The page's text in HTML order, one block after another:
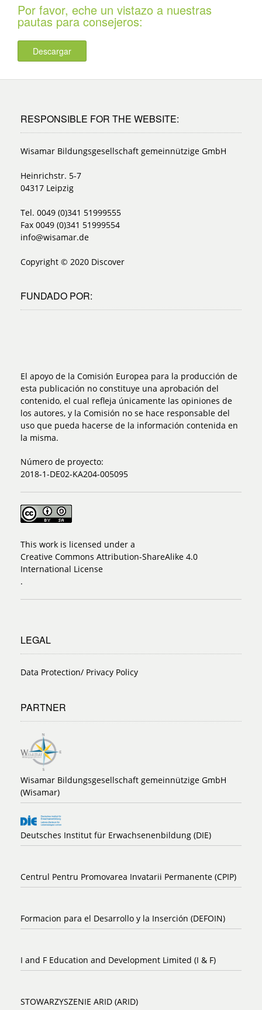
Por favor, eche un vistazo a nuestras
pautas para consejeros:
Descargar
RESPONSIBLE FOR THE WEBSITE:
Wisamar Bildungsgesellschaft gemeinnützige GmbH
Heinrichstr. 5-7
04317 Leipzig
Tel. 0049 (0)341 51999555
Fax 0049 (0)341 51999554
info@wisamar.de
Copyright © 2020 Discover
FUNDADO POR:
El apoyo de la Comisión Europea para la producción de
esta publicación no constituye una aprobación del
contenido, el cual refleja únicamente las opiniones de
los autores, y la Comisión no se hace responsable del
uso que pueda hacerse de la información contenida en
la misma.
Número de proyecto:
2018-1-DE02-KA204-005095
This work is licensed under a
Creative Commons Attribution-ShareAlike 4.0
International License
.
LEGAL
Data Protection/ Privacy Policy
PARTNER
Wisamar Bildungsgesellschaft gemeinnützige GmbH
(Wisamar)
Deutsches Institut für Erwachsenenbildung (DIE)
Centrul Pentru Promovarea Invatarii Permanente (CPIP)
Formacion para el Desarrollo y la Inserción (DEFOIN)
I and F Education and Development Limited (I & F)
STOWARZYSZENIE ARID (ARID)